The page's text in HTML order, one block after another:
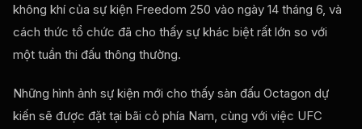
không khí của sự kiện Freedom 250 vào ngày 14 tháng 6, và
cách thức tổ chức đã cho thấy sự khác biệt rất lớn so với
một tuần thi đấu thông thường.
Những hình ảnh sự kiện mới cho thấy sàn đấu Octagon dự
kiến ​​sẽ được đặt tại bãi cỏ phía Nam, cùng với việc UFC